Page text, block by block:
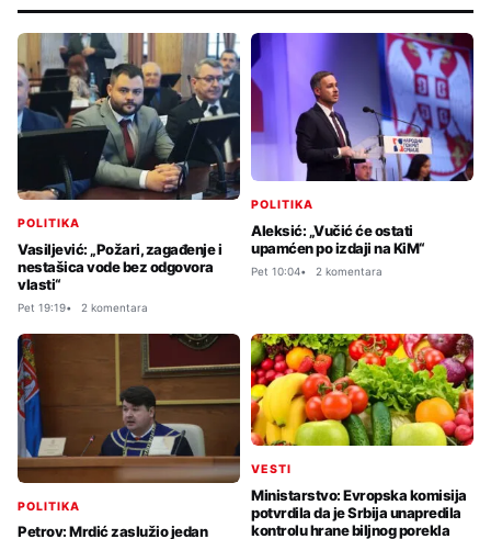
POLITIKA
Vasiljević: „Požari, zagađenje i
nestašica vode bez odgovora
vlasti“
Pet 19:19 2 komentara
POLITIKA
Aleksić: „Vučić će ostati
upamćen po izdaji na KiM“
Pet 10:04 2 komentara
POLITIKA
Petrov: Mrdić zaslužio jedan
VESTI
Ministarstvo: Evropska komisija
potvrdila da je Srbija unapredila
kontrolu hrane biljnog porekla